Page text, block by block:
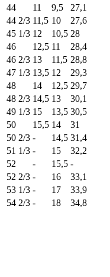
44
11 9,5
27,1
44 2/3 11,5 10
27,6
45 1/3 12 10,5 28
46
12,5 11
28,4
46 2/3 13 11,5 28,8
47 1/3 13,5 12
29,3
48
14 12,5 29,7
48 2/3 14,5 13
30,1
49 1/3 15 13,5 30,5
50
15,5 14
31
50 2/3 - 14,5 31,4
51 1/3 - 15
32,2
52
- 15,5 -
52 2/3 - 16
33,1
53 1/3 - 17
33,9
54 2/3 - 18 34,8